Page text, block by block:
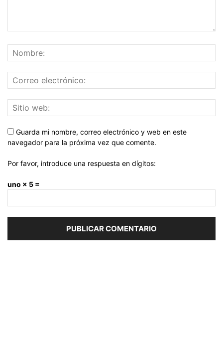
Guarda mi nombre, correo electrónico y web en este
navegador para la próxima vez que comente.
Por favor, introduce una respuesta en dígitos:
uno × 5 =